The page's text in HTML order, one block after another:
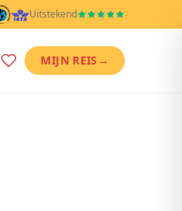
Uitstekend
MIJN REIS →